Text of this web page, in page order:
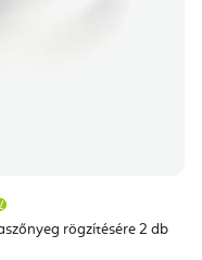
rögzítésére 2 db
átlagos
értékelése